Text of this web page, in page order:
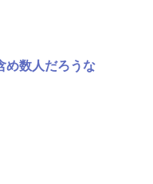
め数人だろうな